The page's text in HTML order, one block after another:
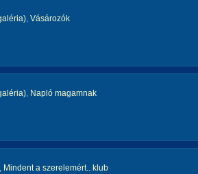
, Vásározók
, Napló magamnak
, Mindent a szerelemért.. klub